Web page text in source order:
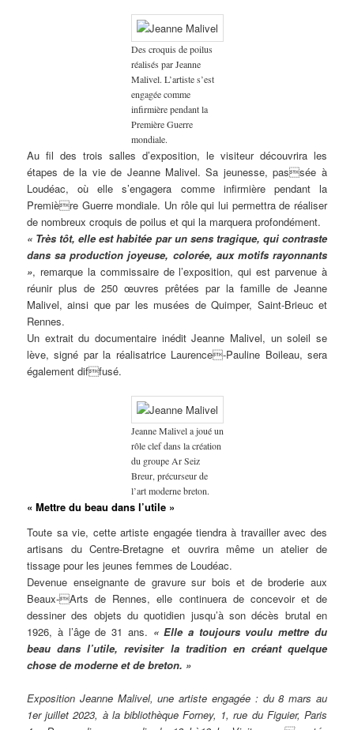
Des croquis de poilus
réalisés par Jeanne
Malivel. L’artiste s’est
engagée comme
infirmière pendant la
Première Guerre
mondiale.
Au fil des trois salles d’exposition, le visiteur découvrira les
étapes de la vie de Jeanne Malivel. Sa jeunesse, passée à
Loudéac, où elle s’engagera comme infirmière pendant la
Première Guerre mondiale. Un rôle qui lui permettra de réaliser
de nombreux croquis de poilus et qui la marquera profondément.
« Très tôt, elle est habitée par un sens tragique, qui contraste
dans sa production joyeuse, colorée, aux motifs rayonnants
», remarque la commissaire de l’exposition, qui est parvenue à
réunir plus de 250 œuvres prêtées par la famille de Jeanne
Malivel, ainsi que par les musées de Quimper, Saint-Brieuc et
Rennes.
Un extrait du documentaire inédit Jeanne Malivel, un soleil se
lève, signé par la réalisatrice Laurence-Pauline Boileau, sera
également diffusé.
Jeanne Malivel a joué un
rôle clef dans la création
du groupe Ar Seiz
Breur, précurseur de
l’art moderne breton.
« Mettre du beau dans l’utile »
Toute sa vie, cette artiste engagée tiendra à travailler avec des
artisans du Centre-Bretagne et ouvrira même un atelier de
tissage pour les jeunes femmes de Loudéac.
Devenue enseignante de gravure sur bois et de broderie aux
Beaux-Arts de Rennes, elle continuera de concevoir et de
dessiner des objets du quotidien jusqu’à son décès brutal en
1926, à l’âge de 31 ans. « Elle a toujours voulu mettre du
beau dans l’utile, revisiter la tradition en créant quelque
chose de moderne et de breton. »
Exposition Jeanne Malivel, une artiste engagée : du 8 mars au
1er juillet 2023, à la bibliothèque Forney, 1, rue du Figuier, Paris